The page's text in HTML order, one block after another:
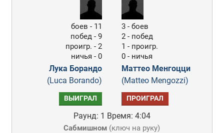
боев - 11
побед - 9
проигр. - 2
ничья - 0
Лука Борандо
(Luca Borando)
3 - боев
2 - побед
1 - проигр.
0 - ничья
Маттео Менгоцци
(Matteo Mengozzi)
ВЫИГРАЛ ПРОИГРАЛ
Раунд: 1 Время: 4:04
Сабмишном (ключ на руку)